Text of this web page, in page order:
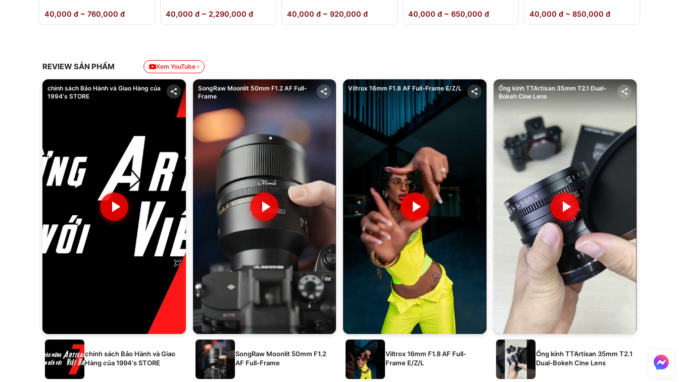
40,000 đ ~ 760,000 đ 40,000 đ ~ 2,290,000 đ 40,000 đ ~ 920,000 đ 40,000 đ ~ 650,000 đ 40,000 đ ~ 850,000 đ
REVIEW SẢN PHẨM Xem YouTube ›
chính sách Bảo Hành và Giao Hàng của
1994's STORE
chính sách Bảo Hành và Giao
Hàng của 1994's STORE
SongRaw Moonlit 50mm F1.2 AF Full-
Frame
SongRaw Moonlit 50mm F1.2
AF Full-Frame
Viltrox 16mm F1.8 AF Full-Frame E/Z/L
Viltrox 16mm F1.8 AF Full-
Frame E/Z/L
Ống kính TTArtisan 35mm T2.1 Dual-
Bokeh Cine Lens
Ống kính TTArtisan 35mm T2.1
Dual-Bokeh Cine Lens